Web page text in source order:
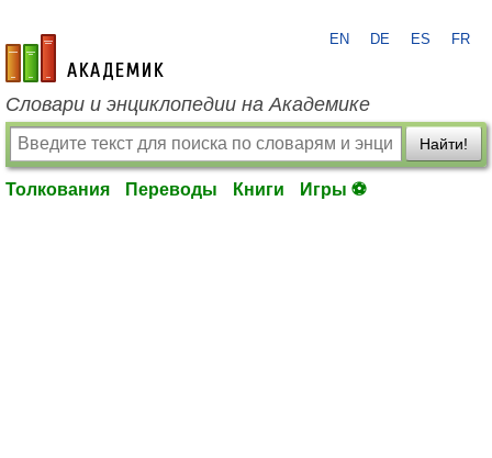
academic.ru
EN DE ES FR
Словари и энциклопедии на Академике
Найти!
Толкования Переводы Книги Игры ⚽